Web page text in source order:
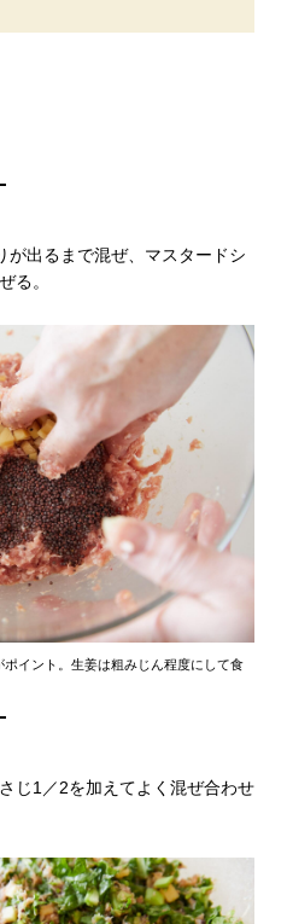
が出るまで混ぜ、マスタードシ
る。
イント。生姜は粗みじん程度にして食
じ1／2を加えてよく混ぜ合わせ